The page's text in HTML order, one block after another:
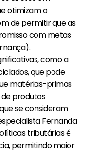
otimizam o
de permitir que as
com metas
como a
que pode
matérias-primas
de produtos
se consideram
Fernanda
tributárias é
permitindo maior